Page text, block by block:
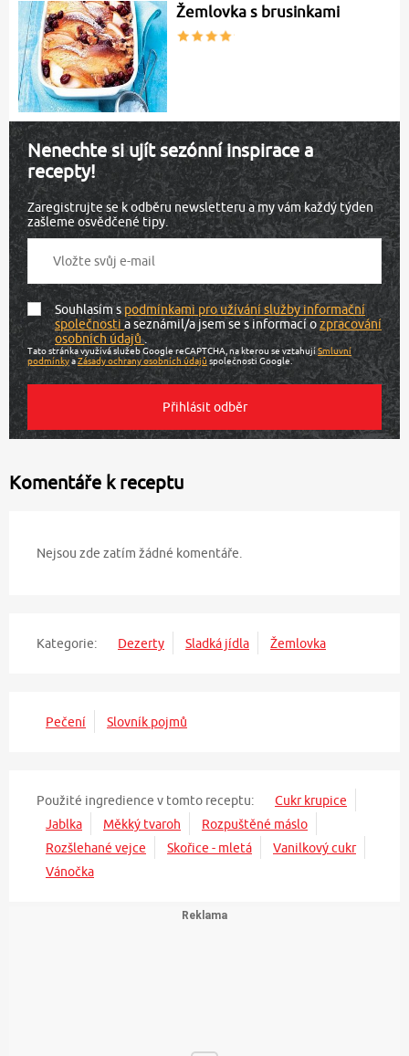
Žemlovka s brusinkami
Nenechte si ujít sezónní inspirace a
recepty!
Zaregistrujte se k odběru newsletteru a my vám každý týden
zašleme osvědčené tipy.
Souhlasím spodmínkami pro užívání služby informační
společnostia seznámil/a jsem se s informací ozpracování
osobních údajů.
Tato stránka využívá služeb Google reCAPTCHA, na kterou se vztahujíSmluvní
podmínkyaZásady ochrany osobních údajůspolečnosti Google.
Komentáře k receptu
Nejsou zde zatím žádné komentáře.
Kategorie: Dezerty Sladká jídla Žemlovka
Pečení Slovník pojmů
Použité ingredience v tomto receptu:
Cukr krupice
Jablka
Měkký tvaroh
Rozpuštěné máslo
Rozšlehané vejce
Skořice - mletá
Vanilkový cukr
Vánočka